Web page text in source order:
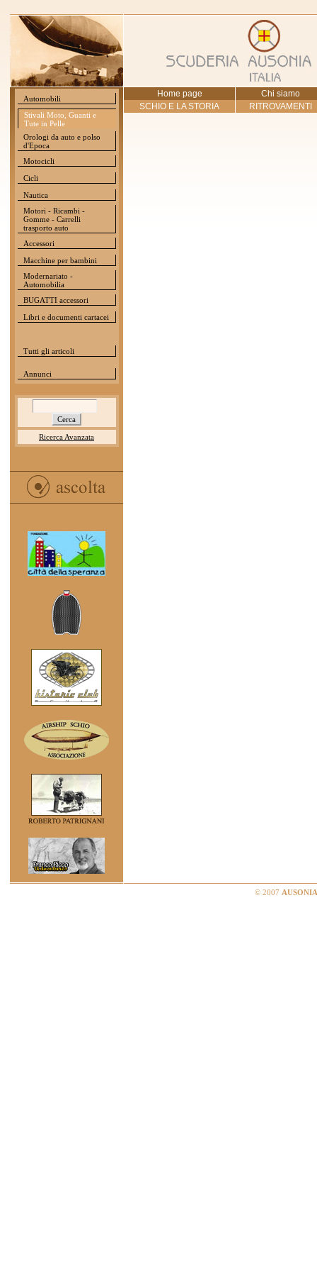
Automobili
Stivali Moto, Guanti e
Tute in Pelle
Orologi da auto e polso
d'Epoca
Motocicli
Cicli
Nautica
Motori - Ricambi -
Gomme - Carrelli
trasporto auto
Accessori
Macchine per bambini
Modernariato -
Automobilia
BUGATTI accessori
Libri e documenti cartacei
Tutti gli articoli
Annunci
Ricerca Avanzata
Home page
Chi siamo
SCHIO E LA STORIA
RITROVAMENTI
© 2007